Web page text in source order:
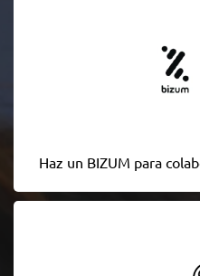
Haz un BIZUM para